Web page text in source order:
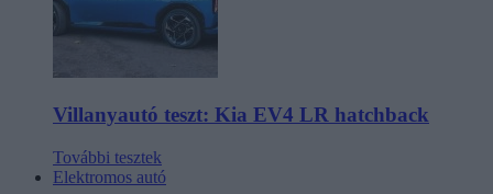
Villanyautó teszt: Kia EV4 LR hatchback
További tesztek
Elektromos autó